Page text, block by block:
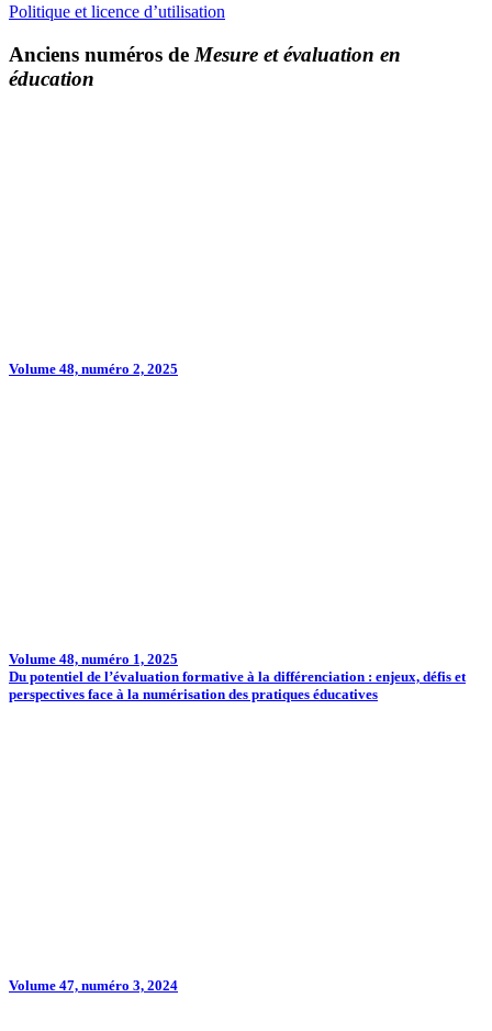
Politique et licence d’utilisation
Anciens numéros de Mesure et évaluation en
éducation
Volume 48, numéro 2, 2025
Volume 48, numéro 1, 2025
Du potentiel de l’évaluation formative à la différenciation : enjeux, défis et
perspectives face à la numérisation des pratiques éducatives
Volume 47, numéro 3, 2024